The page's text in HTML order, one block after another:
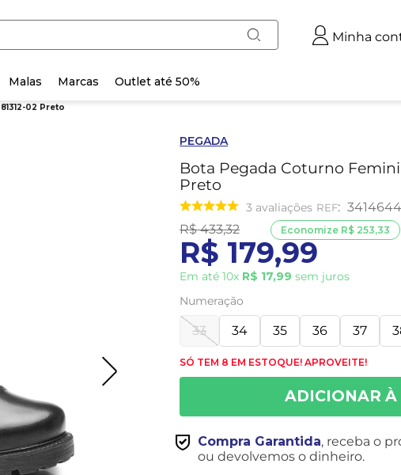
Minha
Malas Marcas Outlet até 50%
02 Preto
PEGADA
Bota Pegada Coturno
Preto
3 avaliações :
R$ 433,32
R$ 179,99
Em até10x R$ 17,99 sem juros
Economize R$ 253,33
Numeração
33 34 35 36 37
SÓ TEM 8 EM ESTOQUE! APROVEITE!
Compra Garantida, receba o
ou devolvemos o dinheiro.